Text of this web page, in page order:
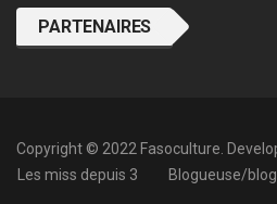
PARTENAIRES
Copyright © 2022 Fasoculture.
Les miss depuis 3
Blogueuse/